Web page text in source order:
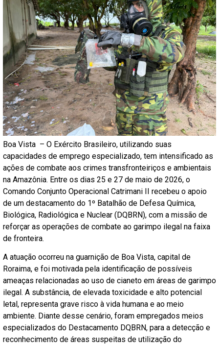
Boa Vista – O Exército Brasileiro, utilizando suas
capacidades de emprego especializado, tem intensificado as
ações de combate aos crimes transfronteiriços e ambientais
na Amazônia. Entre os dias 25 e 27 de maio de 2026, o
Comando Conjunto Operacional Catrimani II recebeu o apoio
de um destacamento do 1º Batalhão de Defesa Química,
Biológica, Radiológica e Nuclear (DQBRN), com a missão de
reforçar as operações de combate ao garimpo ilegal na faixa
de fronteira.
A atuação ocorreu na guarnição de Boa Vista, capital de
Roraima, e foi motivada pela identificação de possíveis
ameaças relacionadas ao uso de cianeto em áreas de garimpo
ilegal. A substância, de elevada toxicidade e alto potencial
letal, representa grave risco à vida humana e ao meio
ambiente. Diante desse cenário, foram empregados meios
especializados do Destacamento DQBRN, para a detecção e
reconhecimento de áreas suspeitas de utilização do